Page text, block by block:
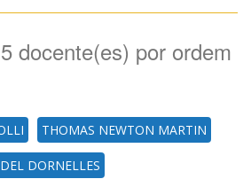
docente(es) por ordem
THOMAS NEWTON MARTIN
DORNELLES